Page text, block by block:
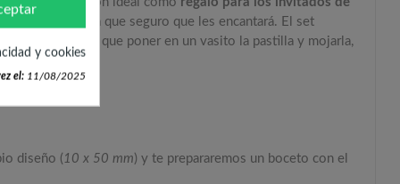
de la Boda que seguro que les encantará. El set
Sólo tendrán que poner en un vasito la pastilla y mojarla,
diseño ( 10 x 50 mm) y te prepararemos un boceto con el
y cookies
el: 11/08/2025